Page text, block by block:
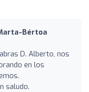
Bértoa
D. Alberto, nos
en los
saludo.